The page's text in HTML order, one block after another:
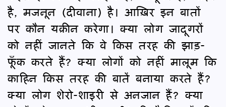
है, मजनून (दीवाना) है। आख़िर इन बातों
पर कौन यक़ीन करेगा। क्या लोग जादूगरों
को नहीं जानते कि वे किस तरह की झाड़-
फूँक करते हैं? क्या लोगों को नहीं मालूम कि
काहिन किस तरह की बातें बनाया करते हैं?
क्या लोग शेरो-शाइरी से अनजान हैं? क्या